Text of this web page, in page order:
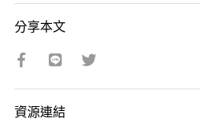
分享本文
資源連結